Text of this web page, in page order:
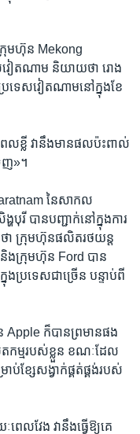
រុមហ៊ុន Mekong
ៀតណាម និយាយ​ថា រោង
រទេស​វៀតណាម​នៅ​ក្នុង​ខែ​
េល​ខ្លី វា​នឹង​មាន​ផល​ប៉ះពាល់​
ទិញ»។
នៃ​សាកល​
បុរី បាន​បញ្ជាក់​នៅ​ក្នុង​ការ​
ថា ក្រុមហ៊ុន​ផលិត​រថយន្ត​
ង​ក្រុមហ៊ុន Ford បាន​
ប្រទេស​ជា​ច្រើន បន្ទាប់​ពី​
ន Apple ក៏​បាន​ព្រមាន​ផង​
កម្ម​របស់​ខ្លួន ខណៈ​ដែល​
ខ្សែ​សង្វាក់​ផ្គត់ផ្គង់​របស់​
ល​វែង វា​នឹង​ធ្វើ​ឱ្យ​គេ​